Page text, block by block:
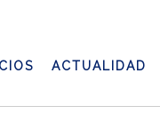
ACTUALIDAD